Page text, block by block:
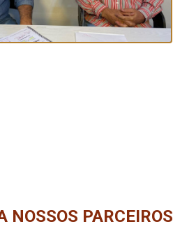
NOSSOS PARCEIROS